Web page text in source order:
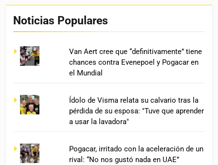
Noticias Populares
Van Aert cree que “definitivamente” tiene
chances contra Evenepoel y Pogacar en
el Mundial
Ídolo de Visma relata su calvario tras la
pérdida de su esposa: "Tuve que aprender
a usar la lavadora"
Pogacar, irritado con la aceleración de un
rival: “No nos gustó nada en UAE”